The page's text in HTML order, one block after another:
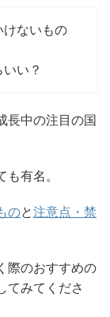
けないもの
い？
長中の注目の国
も有名。
のと注意点・禁
際のおすすめの
てみてくださ